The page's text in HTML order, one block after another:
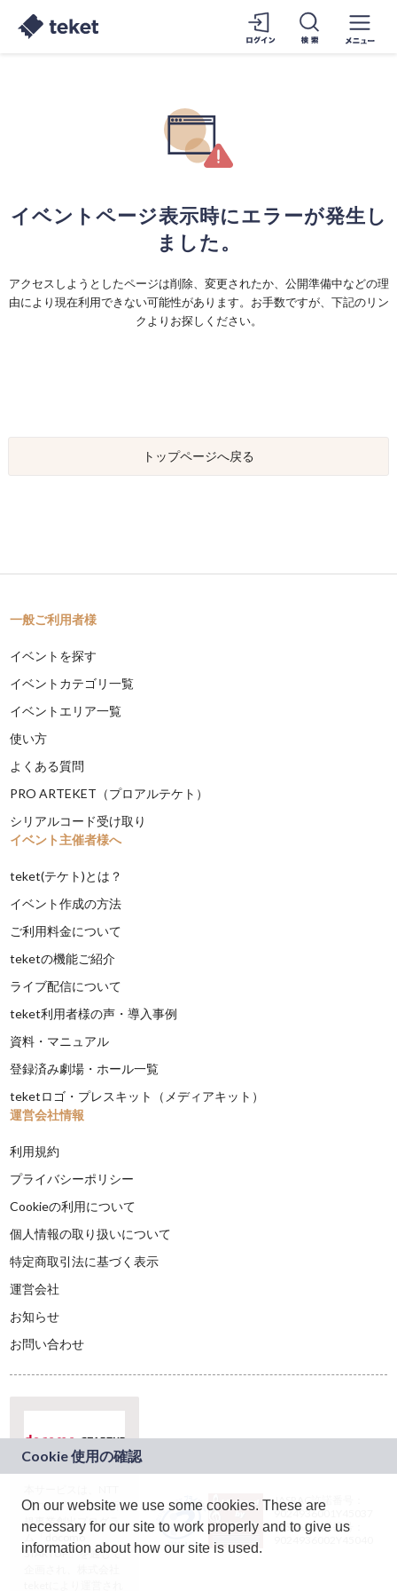
イベントページ表示時にエラーが発生し
ました。
アクセスしようとしたページは削除、変更されたか、公開準備中などの理
由により現在利用できない可能性があります。お手数ですが、下記のリン
クよりお探しください。
トップページへ戻る
一般ご利用者様
イベントを探す
イベントカテゴリ一覧
イベントエリア一覧
使い方
よくある質問
PRO ARTEKET（プロアルテケト）
シリアルコード受け取り
イベント主催者様へ
teket(テケト)とは？
イベント作成の方法
ご利用料金について
teketの機能ご紹介
ライブ配信について
teket利用者様の声・導入事例
資料・マニュアル
登録済み劇場・ホール一覧
teketロゴ・プレスキット（メディアキット）
運営会社情報
利用規約
プライバシーポリシー
Cookieの利用について
個人情報の取り扱いについて
特定商取引法に基づく表示
運営会社
お知らせ
お問い合わせ
ドコモグループの新
規事業創出プログラ
ム「docomo
STARTUP」を通じて
JASRAC許諾番号：
9024936001Y45037
JASRAC許諾番号：
On our website we use some cookies. These are
necessary for our site to work properly and to give us
information about how our site is used.